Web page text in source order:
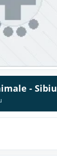
- Sibiu